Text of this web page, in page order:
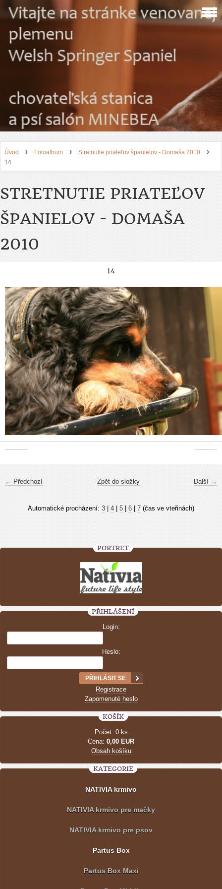
Úvod › Fotoalbum › Stretnutie priateľov španielov - Domaša 2010 ›
14
STRETNUTIE PRIATEĽOV
ŠPANIELOV - DOMAŠA
2010
14
← Předchozí Další →
Zpět do složky
Automatické procházení: 3 4 5 6 7 (čas ve vteřinách)
PORTRÉT
PŘIHLÁŠENÍ
Login:
Heslo:
Registrace
Zapomenuté heslo
KOŠÍK
Počet: 0 ks
Cena: 0,00 EUR
Obsah košíku
KATEGORIE
NATIVIA krmivo
NATIVIA krmivo pre mačky
NATIVIA krmivo pre psov
Partus Box
Partus Box Maxi